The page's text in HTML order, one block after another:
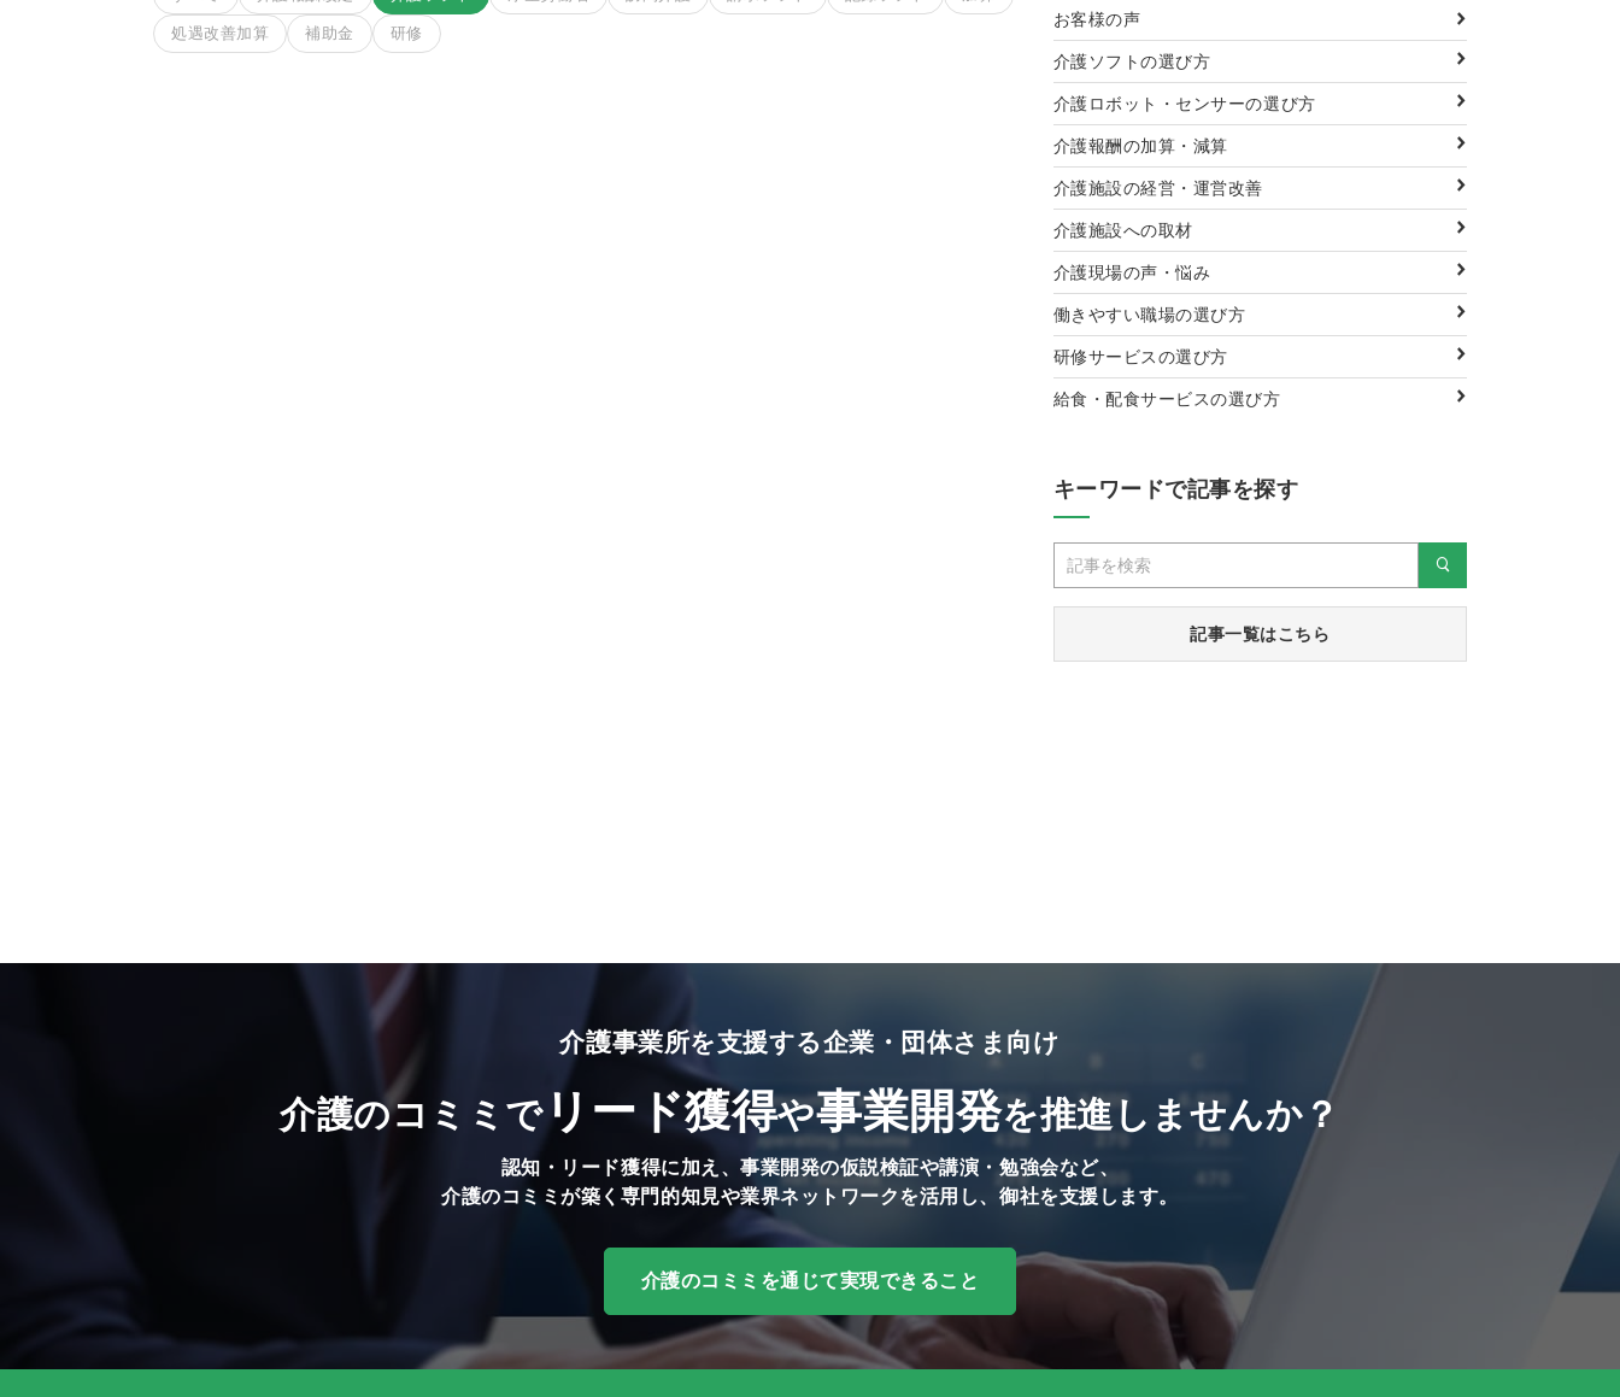
処遇改善加算 補助金 研修
お客様の声
介護ソフトの選び方
介護ロボット・センサーの選び方
介護報酬の加算・減算
介護施設の経営・運営改善
介護施設への取材
介護現場の声・悩み
働きやすい職場の選び方
研修サービスの選び方
給食・配食サービスの選び方
キーワードで記事を探す
記事一覧はこちら
介護事業所を支援する企業・団体さま向け
介護のコミミでリード獲得や事業開発を推進しませんか？
認知・リード獲得に加え、事業開発の仮説検証や講演・勉強会など、
介護のコミミが築く専門的知見や業界ネットワークを活用し、御社を支援します。
介護のコミミを通じて実現できること